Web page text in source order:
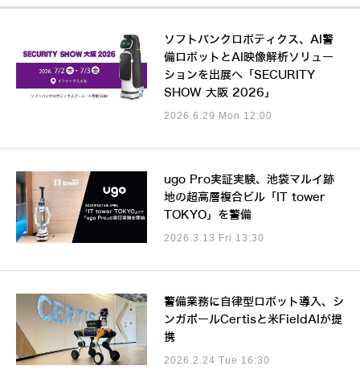
ソフトバンクロボティクス、AI警
備ロボットとAI映像解析ソリュー
ションを出展へ「SECURITY
SHOW 大阪 2026」
2026.6.29 Mon 12:00
ugo Pro実証実験、池袋マルイ跡
地の超高層複合ビル「IT tower
TOKYO」を警備
2026.3.13 Fri 13:30
警備業務に自律型ロボット導入、シ
ンガポールCertisと米FieldAIが提
携
2026.2.24 Tue 16:30